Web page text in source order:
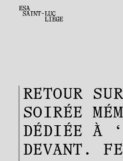
RETOUR
SOIRÉE
DÉDIÉE À
DEVANT.